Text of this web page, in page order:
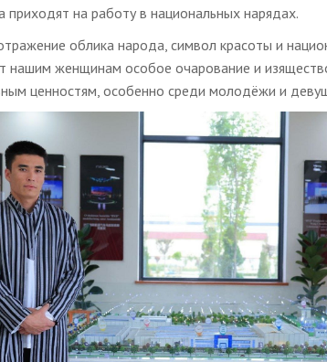
приходят на работу в национальных нарядах.
облика народа, символ красоты и
нашим женщинам особое очарование и
ценностям, особенно среди молодёжи и